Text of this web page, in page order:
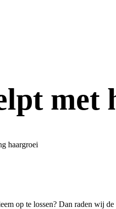
met
haargroei
op te lossen? Dan raden wij de